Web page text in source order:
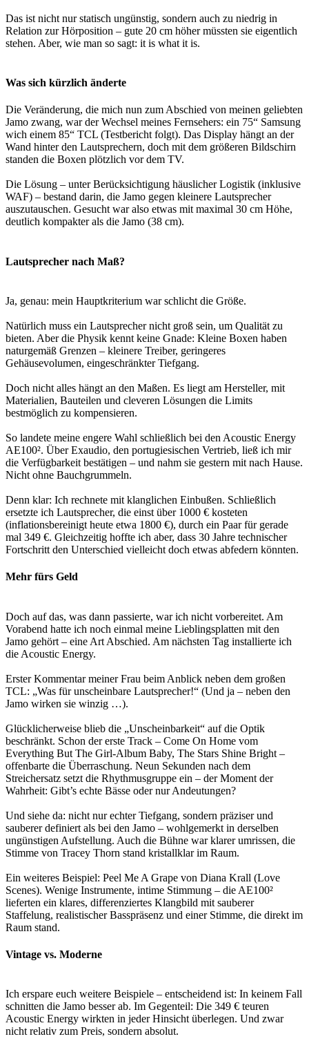
Das ist nicht nur statisch ungünstig, sondern auch zu niedrig in
Relation zur Hörposition – gute 20 cm höher müssten sie eigentlich
stehen. Aber, wie man so sagt: it is what it is.
Was sich kürzlich änderte
Die Veränderung, die mich nun zum Abschied von meinen geliebten
Jamo zwang, war der Wechsel meines Fernsehers: ein 75“ Samsung
wich einem 85“ TCL (Testbericht folgt). Das Display hängt an der
Wand hinter den Lautsprechern, doch mit dem größeren Bildschirn
standen die Boxen plötzlich vor dem TV.
Die Lösung – unter Berücksichtigung häuslicher Logistik (inklusive
WAF) – bestand darin, die Jamo gegen kleinere Lautsprecher
auszutauschen. Gesucht war also etwas mit maximal 30 cm Höhe,
deutlich kompakter als die Jamo (38 cm).
Lautsprecher nach Maß?
Ja, genau: mein Hauptkriterium war schlicht die Größe.
Natürlich muss ein Lautsprecher nicht groß sein, um Qualität zu
bieten. Aber die Physik kennt keine Gnade: Kleine Boxen haben
naturgemäß Grenzen – kleinere Treiber, geringeres
Gehäusevolumen, eingeschränkter Tiefgang.
Doch nicht alles hängt an den Maßen. Es liegt am Hersteller, mit
Materialien, Bauteilen und cleveren Lösungen die Limits
bestmöglich zu kompensieren.
So landete meine engere Wahl schließlich bei den Acoustic Energy
AE100². Über Exaudio, den portugiesischen Vertrieb, ließ ich mir
die Verfügbarkeit bestätigen – und nahm sie gestern mit nach Hause.
Nicht ohne Bauchgrummeln.
Denn klar: Ich rechnete mit klanglichen Einbußen. Schließlich
ersetzte ich Lautsprecher, die einst über 1000 € kosteten
(inflationsbereinigt heute etwa 1800 €), durch ein Paar für gerade
mal 349 €. Gleichzeitig hoffte ich aber, dass 30 Jahre technischer
Fortschritt den Unterschied vielleicht doch etwas abfedern könnten.
Mehr fürs Geld
Doch auf das, was dann passierte, war ich nicht vorbereitet. Am
Vorabend hatte ich noch einmal meine Lieblingsplatten mit den
Jamo gehört – eine Art Abschied. Am nächsten Tag installierte ich
die Acoustic Energy.
Erster Kommentar meiner Frau beim Anblick neben dem großen
TCL: „Was für unscheinbare Lautsprecher!“ (Und ja – neben den
Jamo wirken sie winzig …).
Glücklicherweise blieb die „Unscheinbarkeit“ auf die Optik
beschränkt. Schon der erste Track – Come On Home vom
Everything But The Girl-Album Baby, The Stars Shine Bright –
offenbarte die Überraschung. Neun Sekunden nach dem
Streichersatz setzt die Rhythmusgruppe ein – der Moment der
Wahrheit: Gibt’s echte Bässe oder nur Andeutungen?
Und siehe da: nicht nur echter Tiefgang, sondern präziser und
sauberer definiert als bei den Jamo – wohlgemerkt in derselben
ungünstigen Aufstellung. Auch die Bühne war klarer umrissen, die
Stimme von Tracey Thorn stand kristallklar im Raum.
Ein weiteres Beispiel: Peel Me A Grape von Diana Krall (Love
Scenes). Wenige Instrumente, intime Stimmung – die AE100²
lieferten ein klares, differenziertes Klangbild mit sauberer
Staffelung, realistischer Basspräsenz und einer Stimme, die direkt im
Raum stand.
Vintage vs. Moderne
Ich erspare euch weitere Beispiele – entscheidend ist: In keinem Fall
schnitten die Jamo besser ab. Im Gegenteil: Die 349 € teuren
Acoustic Energy wirkten in jeder Hinsicht überlegen. Und zwar
nicht relativ zum Preis, sondern absolut.